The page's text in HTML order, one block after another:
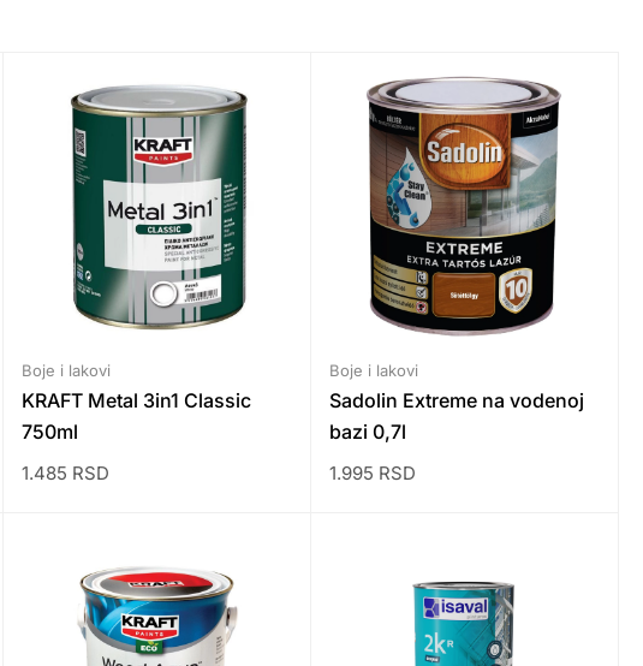
Boje i lakovi
KRAFT Metal 3in1 Classic
750ml
1.485 RSD
Boje i lakovi
Sadolin Extreme na vodenoj
bazi 0,7l
1.995 RSD